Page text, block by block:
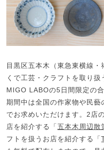
目黒区五本木（東急東横線
くで工芸・クラフトを取り
MIGO LABOの5日間限定の合
期間中は全国の作家物や民藝
でお求めいただけます。2店
店を紹介する「 五本木周辺散
フトを扱うお店を紹介する「